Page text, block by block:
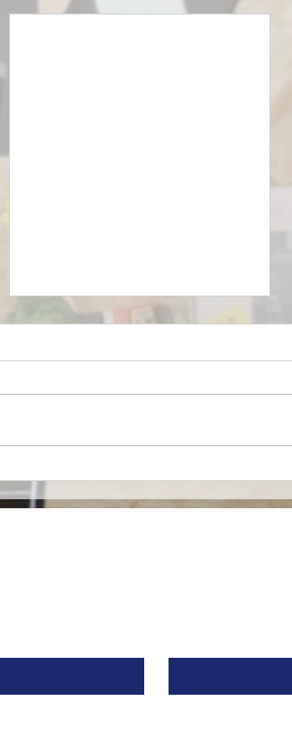
Roche, recibe una
inyección de $46 Millones